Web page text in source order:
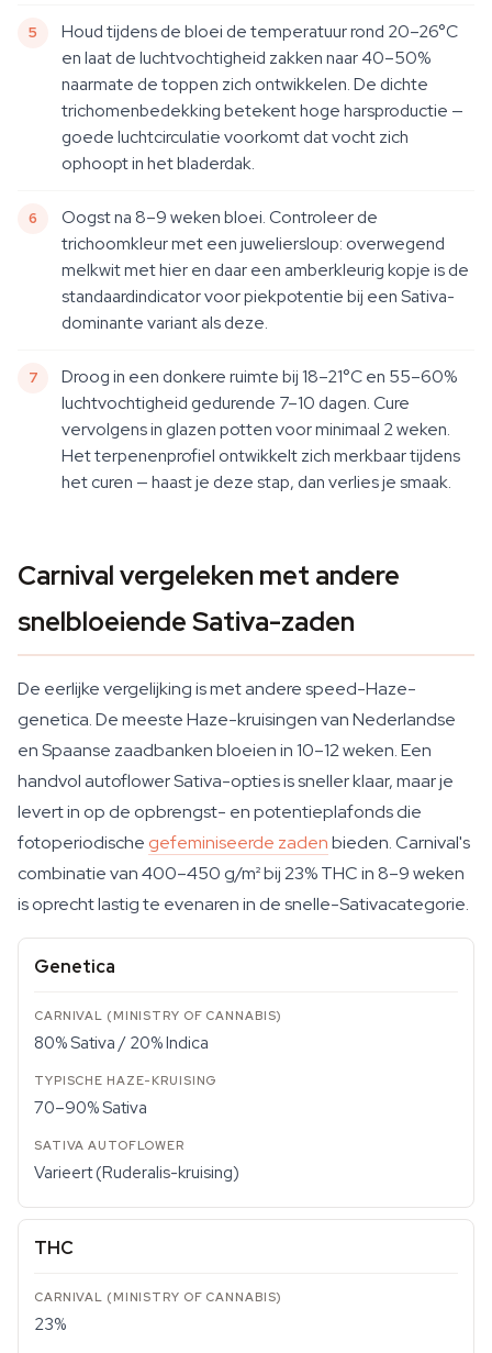
Houd tijdens de bloei de temperatuur rond 20–26°C
en laat de luchtvochtigheid zakken naar 40–50%
naarmate de toppen zich ontwikkelen. De dichte
trichomenbedekking betekent hoge harsproductie —
goede luchtcirculatie voorkomt dat vocht zich
ophoopt in het bladerdak.
Oogst na 8–9 weken bloei. Controleer de
trichoomkleur met een juweliersloup: overwegend
melkwit met hier en daar een amberkleurig kopje is de
standaardindicator voor piekpotentie bij een Sativa-
dominante variant als deze.
Droog in een donkere ruimte bij 18–21°C en 55–60%
luchtvochtigheid gedurende 7–10 dagen. Cure
vervolgens in glazen potten voor minimaal 2 weken.
Het terpenenprofiel ontwikkelt zich merkbaar tijdens
het curen — haast je deze stap, dan verlies je smaak.
Carnival vergeleken met andere
snelbloeiende Sativa-zaden
De eerlijke vergelijking is met andere speed-Haze-
genetica. De meeste Haze-kruisingen van Nederlandse
en Spaanse zaadbanken bloeien in 10–12 weken. Een
handvol autoflower Sativa-opties is sneller klaar, maar je
levert in op de opbrengst- en potentieplafonds die
fotoperiodische gefeminiseerde zadenbieden. Carnival's
combinatie van 400–450 g/m² bij 23% THC in 8–9 weken
is oprecht lastig te evenaren in de snelle-Sativacategorie.
Genetica
80% Sativa / 20% Indica
70–90% Sativa
Varieert (Ruderalis-kruising)
THC
23%